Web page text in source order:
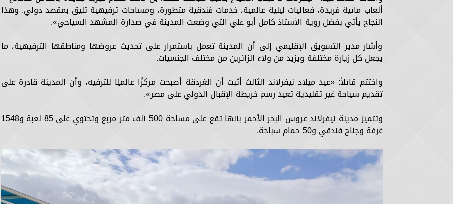
ألعاب مائية فريدة، فعاليات ليلية عالمية، خدمات فندقية متطورة، ومساحات ترفيهية تليق بمقصد دولي. وهذا
النجاح يأتي بفضل رؤية الأستاذ كامل أبو علي التي وضعت المدينة في صدارة المشهد السياحي».
وأشار مدير التسويق الإقليمي إلى أن المدينة تعمل باستمرار على تحديث عروضها ومناطقها الترفيهية، ما
يجعل كل زيارة مختلفة ويزيد من ولاء الزائرين من مختلف الجنسيات.
واختتم قائلاً: «عيد ميلاد نيفرلاند الثالث أثبت أن الغردقة أصبحت مركزًا عالميًا للترفيه، وأن المدينة قادرة على
تقديم سياحة غير تقليدية تعيد رسم خريطة الإقبال الدولي على مصر».
وتتميز مدينة نيفرلاند عروس البحر الأحمر بأنها تقع على مساحة 500 ألف متر مربع وتحتوي على 85 لعبة و1548
غرفة وجناح فندقي و50 حمام سباحة.